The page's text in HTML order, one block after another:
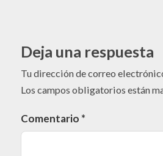
Deja una respuesta
Tu dirección de correo
Los campos obligatorios están
Comentario *